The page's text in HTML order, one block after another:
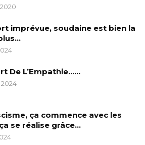
imprévue, soudaine est bien la
De L’Empathie……
2024
ça commence avec les
se réalise grâce…